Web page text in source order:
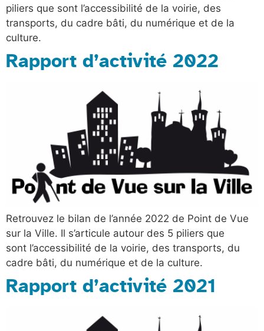
piliers que sont l’accessibilité de la voirie, des
transports, du cadre bâti, du numérique et de la
culture.
Rapport d’activité 2022
Retrouvez le bilan de l’année 2022 de Point de Vue
sur la Ville. Il s’articule autour des 5 piliers que
sont l’accessibilité de la voirie, des transports, du
cadre bâti, du numérique et de la culture.
Rapport d’activité 2021